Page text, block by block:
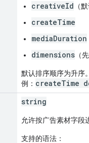
creativeId （
createTime
mediaDuration
dimensions （
默认排序顺序为升序
例： createTime
string
允许按广告素材字段
支持的语法：